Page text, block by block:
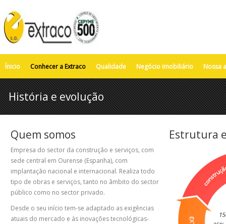
Ínicio Conhecer a Extraco Qualidade Negócio imobiliário Nossa
História e evolução
Quem somos
Empresa do sector da construção e serviços, com
sede central em Ourense (Espanha), com
implantação nacional e internacional. Realiza todo
tipo de obras e serviços, tanto no âmbito do sector
público como no sector privado.
Desde o seu início tem-se adaptado as exigências
atuais do mercado e às inovações tecnológicas-
Estrutura